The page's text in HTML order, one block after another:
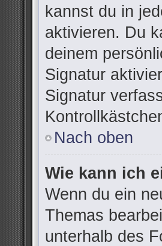
kannst du in
aktivieren. Du
deinem
Signatur
Signatur
Nach oben
Wie kann ich
Wenn du ein
Themas
unterhalb des